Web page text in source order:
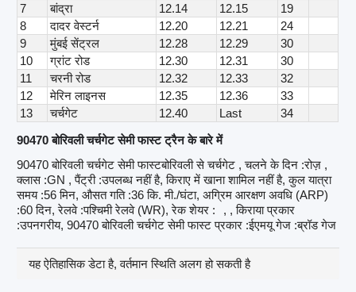
7
बांद्रा 12.14 12.15
19
8
दादर वेस्टर्न 12.20 12.21
24
9
मुंबई सेंट्रल 12.28 12.29
30
10
ग्रांट रोड 12.30 12.31
30
11
चरनी रोड 12.32 12.33
32
12
मेरिन लाइनस 12.35 12.36
33
13
चर्चगेट 12.40 Last
34
90470 बोरिवली चर्चगेट सेमी फास्ट ट्रैन के बारे में
90470 बोरिवली चर्चगेट सेमी फास्टबोरिवली से चर्चगेट , चलने के दिन :रोज़ ,
क्लास :GN , पैंट्री :उपलब्ध नहीं है, किराए में खाना शामिल नहीं है, कुल यात्रा
समय :56 मिन, औसत गति :36 कि. मी./घंटा, अग्रिम आरक्षण अवधि (ARP)
:60 दिन, रेलवे :पश्चिमी रेलवे (WR), रेक शेयर :
, , किराया प्रकार
:उपनगरीय, 90470 बोरिवली चर्चगेट सेमी फास्ट प्रकार :ईएमयू गेज :ब्रॉड गेज
यह ऐतिहासिक डेटा है, वर्तमान स्थिति अलग हो सकती है